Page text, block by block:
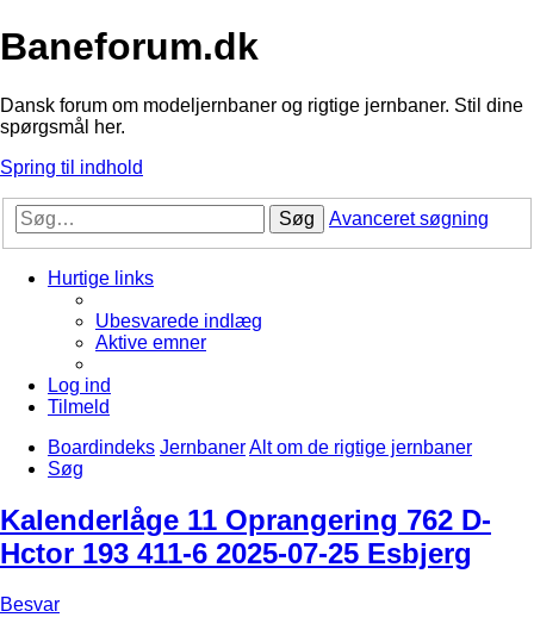
Baneforum.dk
Dansk forum om modeljernbaner og rigtige jernbaner. Stil dine
spørgsmål her.
Spring til indhold
Søg Avanceret søgning
Hurtige links
Ubesvarede indlæg
Aktive emner
Log ind
Tilmeld
Boardindeks JernbanerAlt om de rigtige jernbaner
Søg
Kalenderlåge 11 Oprangering 762 D-
Hctor 193 411-6 2025-07-25 Esbjerg
Besvar